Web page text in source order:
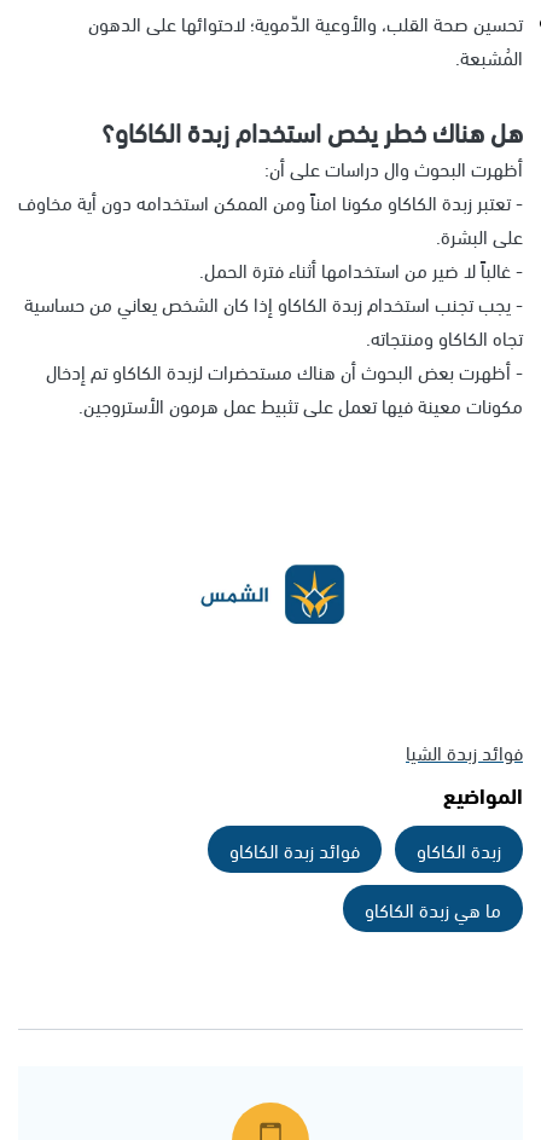
تحسين صحة القلب، والأوعية الدّموية؛ لاحتوائها على الدهون
المُشبعة.
هل هناك خطر يخص استخدام زبدة الكاكاو؟
أظهرت البحوث وال دراسات على أن:
- تعتبر زبدة الكاكاو مكونا امناً ومن الممكن استخدامه دون أية مخاوف
على البشرة.
- غالباً لا ضير من استخدامها أثناء فترة الحمل.
- يجب تجنب استخدام زبدة الكاكاو إذا كان الشخص يعاني من حساسية
تجاه الكاكاو ومنتجاته.
- أظهرت بعض البحوث أن هناك مستحضرات لزبدة الكاكاو تم إدخال
مكونات معينة فيها تعمل على تثبيط عمل هرمون الأستروجين.
فوائد زبدة الشيا
المواضيع
زبدة الكاكاو
فوائد زبدة الكاكاو
ما هي زبدة الكاكاو